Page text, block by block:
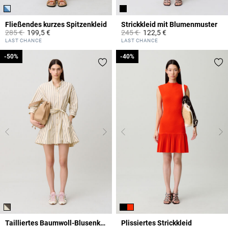
Fließendes kurzes Spitzenkleid
Price reduced from
285 €to199,5 €
5 out of 5 Customer Rating
LAST CHANCE
Strickkleid mit Blumenmuster
Price reduced from
245 €to122,5 €
4,4 out of 5 Customer Rating
LAST CHANCE
Tailliertes Baumwoll-Blusenkleid
-50%
-50%
Plissiertes Strickkleid
-40%
-40%